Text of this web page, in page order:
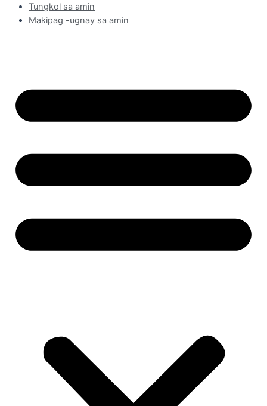
Tungkol sa amin
Makipag -ugnay sa amin